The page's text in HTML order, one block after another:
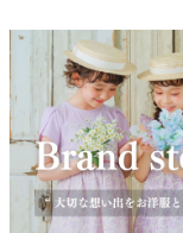
中部
関東